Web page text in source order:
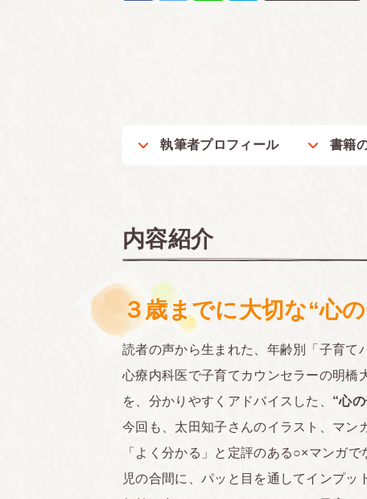
執筆者プロフィール 書籍
内容紹介
３歳までに大切な“心
読者の声から生まれた、年齢別「子育て
心療内科医で子育てカウンセラーの明橋
を、分かりやすくアドバイスした、 “心
今回も、太田知子さんのイラスト、マン
「よく分かる」と定評のある○×マンガ
児の合間に、パッと目を通してインプッ